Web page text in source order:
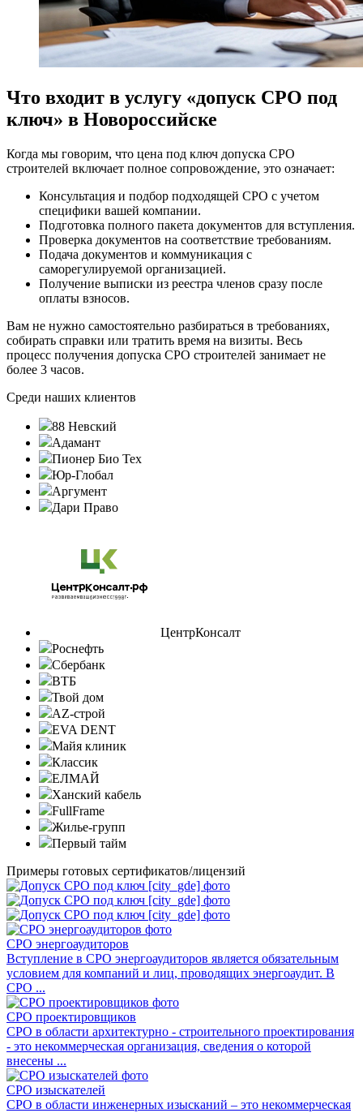
Что входит в услугу «допуск СРО под
ключ» в Новороссийске
Когда мы говорим, что цена под ключ допуска СРО
строителей включает полное сопровождение, это означает:
Консультация и подбор подходящей СРО с учетом
специфики вашей компании.
Подготовка полного пакета документов для вступления.
Проверка документов на соответствие требованиям.
Подача документов и коммуникация с
саморегулируемой организацией.
Получение выписки из реестра членов сразу после
оплаты взносов.
Вам не нужно самостоятельно разбираться в требованиях,
собирать справки или тратить время на визиты. Весь
процесс получения допуска СРО строителей занимает не
более 3 часов.
Среди наших клиентов
88 Невский
Адамант
Пионер Био Тех
Юр-Глобал
Аргумент
Дари Право
ЦентрКонсалт
Роснефть
Сбербанк
ВТБ
Твой дом
AZ-строй
EVA DENT
Майя клиник
Классик
ЕЛМАЙ
Ханский кабель
FullFrame
Жилье-групп
Первый тайм
Примеры готовых сертификатов/лицензий
СРО энергоаудиторов
Вступление в СРО энергоаудиторов является обязательным
условием для компаний и лиц, проводящих энергоаудит. В
СРО ...
СРО проектировщиков
СРО в области архитектурно - строительного проектирования
- это некоммерческая организация, сведения о которой
внесены ...
СРО изыскателей
СРО в области инженерных изысканий – это некоммерческая